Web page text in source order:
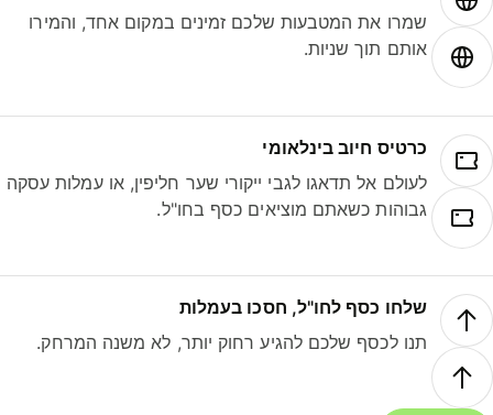
שמרו את המטבעות שלכם זמינים במקום אחד, והמירו
אותם תוך שניות.
כרטיס חיוב בינלאומי
לעולם אל תדאגו לגבי ייקורי שער חליפין, או עמלות עסקה
גבוהות כשאתם מוציאים כסף בחו"ל.
שלחו כסף לחו"ל, חסכו בעמלות
תנו לכסף שלכם להגיע רחוק יותר, לא משנה המרחק.